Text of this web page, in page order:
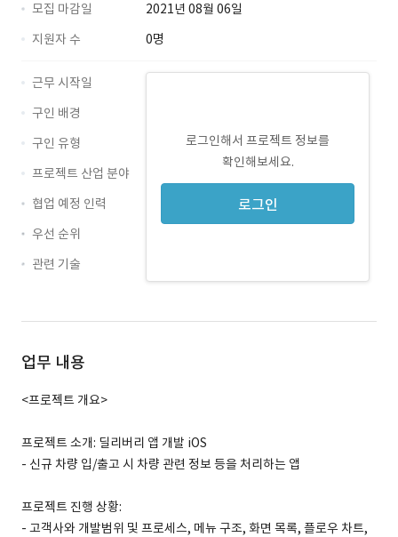
모집 마감일
2021년 08월 06일
지원자 수
0명
로그인해서 프로젝트 정보를
확인해보세요.
로그인
근무 시작일
구인 배경
구인 유형
프로젝트 산업 분야
협업 예정 인력
우선 순위
관련 기술
업무 내용
<프로젝트 개요>
프로젝트 소개: 딜리버리 앱 개발 iOS
- 신규 차량 입/출고 시 차량 관련 정보 등을 처리하는 앱
프로젝트 진행 상황:
- 고객사와 개발범위 및 프로세스, 메뉴 구조, 화면 목록, 플로우 차트,